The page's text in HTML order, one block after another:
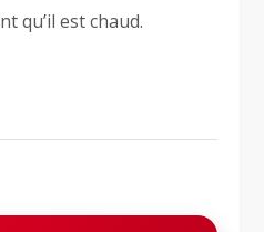
qu’il est chaud.